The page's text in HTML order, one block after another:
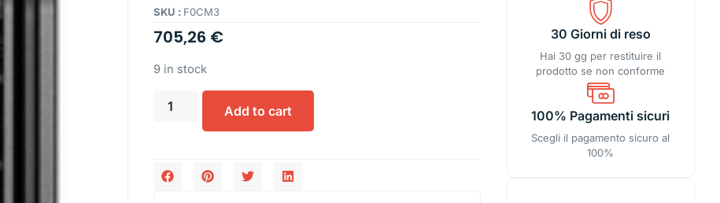
SKU : F0CM3
705,26 €
9 in stock
Add to cart
30 Giorni di reso
Hai 30 gg per restituire il
prodotto se non conforme
100% Pagamenti sicuri
Scegli il pagamento sicuro al
100%